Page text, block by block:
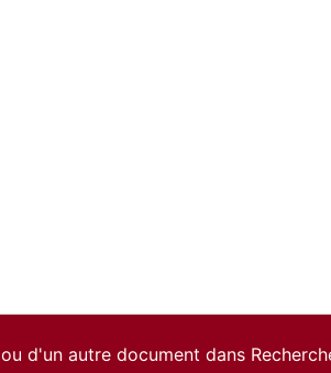
d'un autre document dans